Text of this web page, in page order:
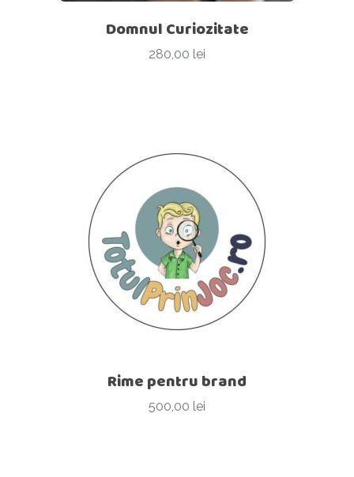
Domnul Curiozitate
280,00 lei
Rime pentru brand
500,00 lei